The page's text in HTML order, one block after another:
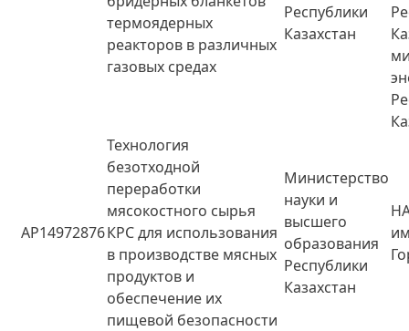
термоядерных
реакторов в различных
газовых средах
Республики
Казахстан
AP14972876
Технология
безотходной
переработки
мясокостного сырья
КРС для использования
в производстве мясных
продуктов и
обеспечение их
пищевой безопасности
Министерство
науки и
высшего
образования
Республики
Казахстан